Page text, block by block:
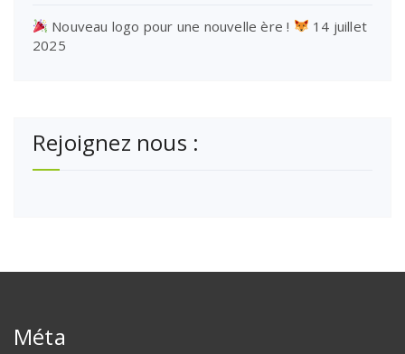
Nouveau logo pour une nouvelle ère !
14 juillet
2025
Rejoignez nous :
Méta